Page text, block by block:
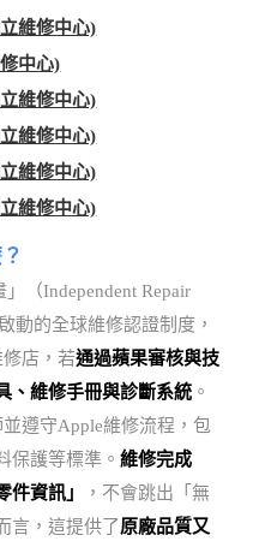
維修中心)
中心)
維修中心)
維修中心)
維修中心)
維修中心)
（Independent Repair
動的全球維修認證制度，
修店，若通過蘋果審核與技
、維修手冊與診斷系統 。
遵守Apple維修流程，包
保護等標準。維修完成
件資訊」
，不會跳出「無
言，這提供了原廠品質又